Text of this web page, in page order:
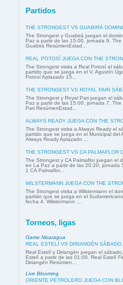
Partidos
THE STRONGEST VS GUABIRÁ
The Strongest y Guabirá juegan el
Paz a partir de las 15:00, jornada 9.
Guabirá ResúmenEstad...
REAL POTOSÍ JUEGA CON THE
The Strongest visita a Real Potosí el
partido que se juega en el V. Agustín
Potosí Aplazado 15...
THE STRONGEST VS ROYAL PARI
The Strongest y Royal Pari juegan el
Paz a partir de las 15:00, jornada 7.
Pari ResúmenEstad...
ALWAYS READY JUEGA CON THE
The Strongest visita a Always Ready el
partido que se juega en el Municipal del
Always Ready Aplazado ...
THE STRONGEST VS CA PALMAFLOR
The Strongest y CA Palmaflor juegan el
en La Paz a partir de las 20:20, jornada
1 CA Palmaflor...
WILSTERMANN JUEGA CON THE
The Strongest visita a Wilstermann el
partido que se juega en el
fecha 4. Wilstermann ...
Torneos, ligas
Game Nicaragua
REAL ESTELÍ VS DIRIANGÉN
Real Estelí y Diriangén juegan el
Estelí a partir de las 01:00. Real Estelí
Diriangén Resúmen...
Live Blooming
ORIENTE PETROLERO JUEGA CON